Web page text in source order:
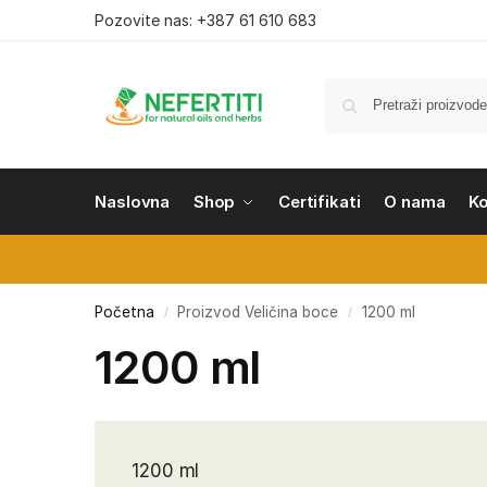
Pozovite nas: +387 61 610 683
Naslovna Shop Certifikati O nama
Početna / Proizvod Veličina boce / 1200 ml
1200 ml
1200 ml